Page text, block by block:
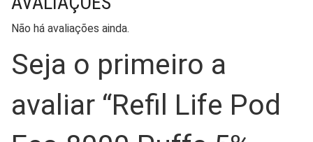
Não há avaliações ainda.
Seja o primeiro a
avaliar “Refil Life Pod